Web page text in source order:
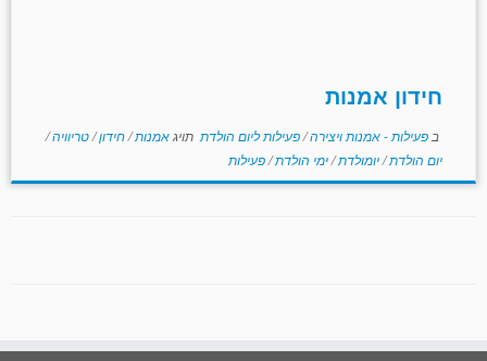
חידון אמנות
ב פעילות - אמנות ויצירה/פעילות ליום הולדת תויגאמנות/חידון/טריוויה/
יום הולדת/יומולדת/ימי הולדת/פעילות